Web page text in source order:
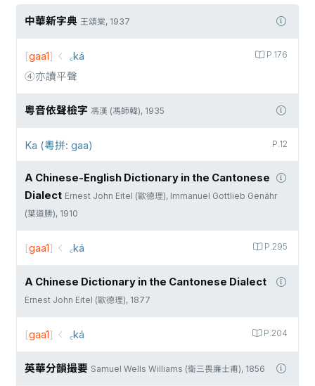
中華新字典 王頌棠, 1937
P.176
[gaa1] ꜀ká
④亦讀平聲
粵音依聲檢字 馮漢 (馮師韓), 1935
P.12
Ka (粵拼: gaa)
A Chinese-English Dictionary in the Cantonese
Dialect Ernest John Eitel (歐德理), Immanuel Gottlieb Genähr
(葉道勝), 1910
P.295
[gaa1] ꜀ká
A Chinese Dictionary in the Cantonese Dialect
Ernest John Eitel (歐德理), 1877
P.204
[gaa1] ꜀ká
英華分韻撮要 Samuel Wells Williams (衛三畏廉士甫), 1856